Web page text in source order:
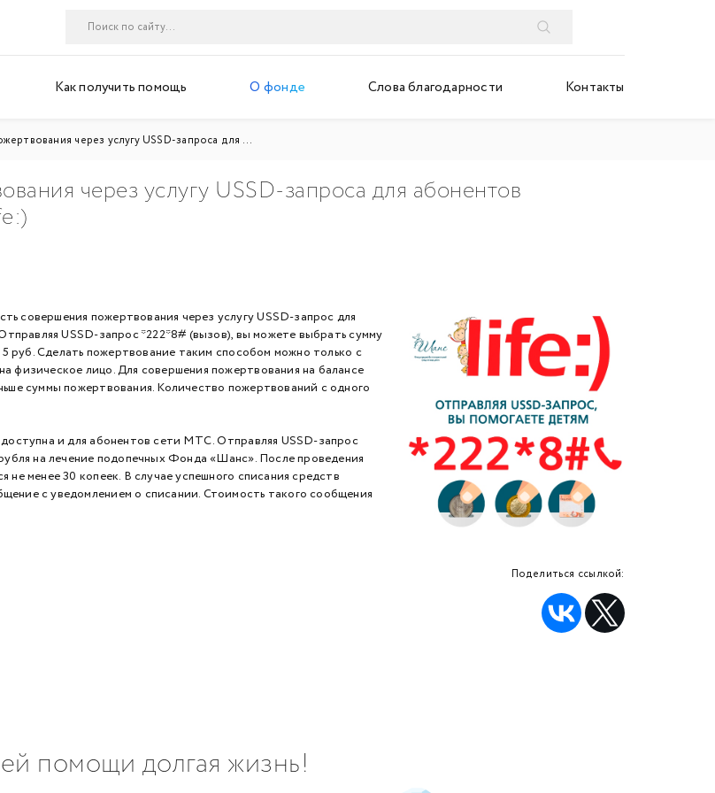
Как получить помощь О фонде Слова благодарности Контакты
через услугу USSD-запроса для ...
через услугу USSD-запроса для абонентов
совершения пожертвования через услугу USSD-запрос для
USSD-запрос *222*8# (вызов), вы можете выбрать сумму
руб. Сделать пожертвование таким способом можно только с
физическое лицо. Для совершения пожертвования на балансе
суммы пожертвования. Количество пожертвований с одного
и для абонентов сети МТС. Отправляя USSD-запрос
на лечение подопечных Фонда «Шанс». После проведения
не менее 30 копеек. В случае успешного списания средств
с уведомлением о списании. Стоимость такого сообщения
Поделиться ссылкой:
помощи долгая жизнь!